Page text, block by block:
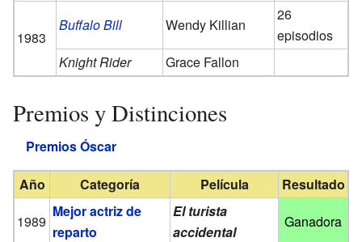
1983
Buffalo Bill Wendy Killian
26
episodios
Knight Rider
Grace Fallon
Premios y Distinciones
Premios Óscar
Año Categoría Película
Resultado
1989
Mejor actriz de
reparto
El turista
accidental
Ganadora